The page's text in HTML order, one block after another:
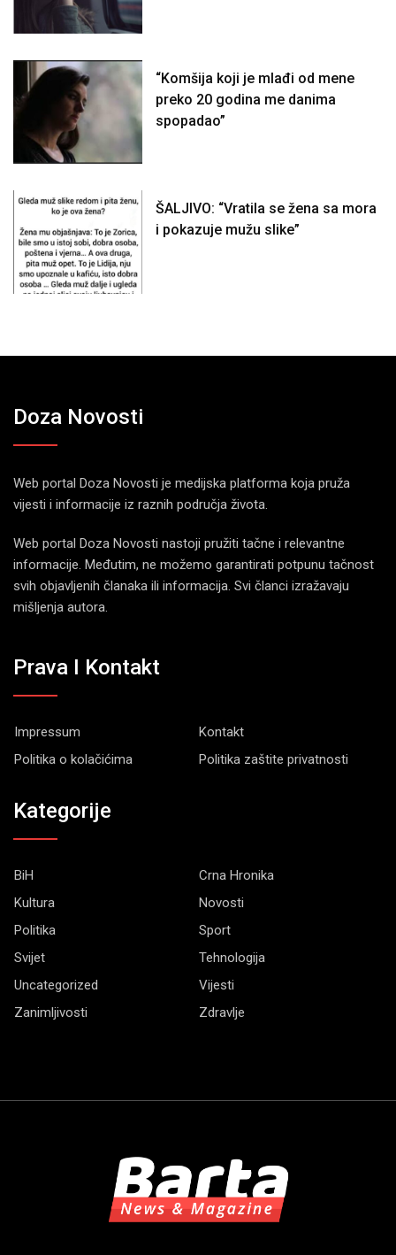
“Komšija koji je mlađi od mene
preko 20 godina me danima
spopadao”
ŠALJIVO: “Vratila se žena sa mora
i pokazuje mužu slike”
Doza Novosti
Web portal Doza Novosti je medijska platforma koja pruža
vijesti i informacije iz raznih područja života.
Web portal Doza Novosti nastoji pružiti tačne i relevantne
informacije. Međutim, ne možemo garantirati potpunu tačnost
svih objavljenih članaka ili informacija. Svi članci izražavaju
mišljenja autora.
Prava I Kontakt
Impressum
Kontakt
Politika o kolačićima
Politika zaštite privatnosti
Kategorije
BiH
Crna Hronika
Kultura
Novosti
Politika
Sport
Svijet
Tehnologija
Uncategorized
Vijesti
Zanimljivosti
Zdravlje